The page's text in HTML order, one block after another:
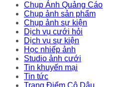
Chụp Ảnh Quảng Cáo
Chụp ảnh sản phẩm
Chụp ảnh sự kiện
Dịch vụ cưới hỏi
Dịch vụ sự kiện
Học nhiếp ảnh
Studio ảnh cưới
Tin khuyến mại
Tin tức